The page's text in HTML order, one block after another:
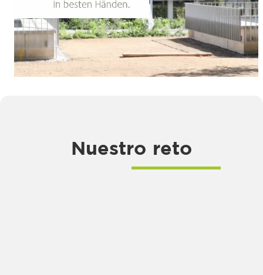
Nuestro reto